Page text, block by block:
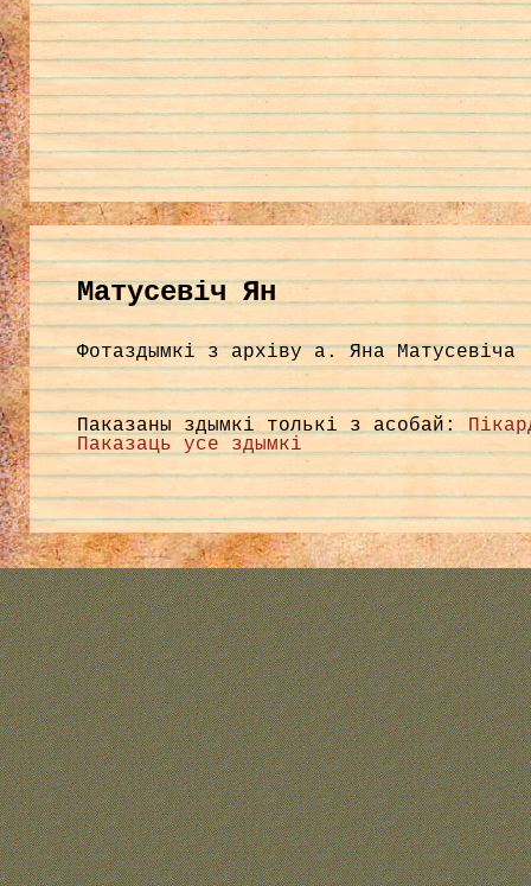
Матусевіч Ян
Фотаздымкі з архіву а. Яна Матусевіча
Паказаны здымкі толькі з асобай:
Паказаць усе здымкі